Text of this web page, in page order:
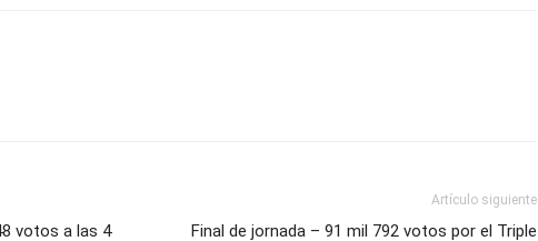
votos a las 4
Artículo siguiente
Final de jornada – 91 mil 792 votos por el Triple